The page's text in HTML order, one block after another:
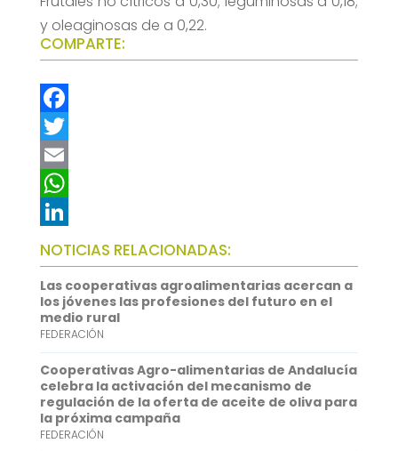
y oleaginosas de a 0,22.
COMPARTE:
F
a
c
e
b
o
o
k
T
w
t
t
e
r
E
m
a
i
l
W
h
a
t
s
A
p
p
L
i
n
k
e
d
I
n
NOTICIAS RELACIONADAS:
Las cooperativas agroalimentarias acercan a
los jóvenes las profesiones del futuro en el
medio rural
FEDERACIÓN
Cooperativas Agro-alimentarias de Andalucía
celebra la activación del mecanismo de
regulación de la oferta de aceite de oliva para
la próxima campaña
FEDERACIÓN